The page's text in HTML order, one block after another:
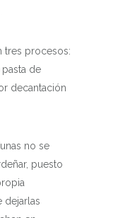
tres procesos:
de
decantación
no se
puesto
dejarlas